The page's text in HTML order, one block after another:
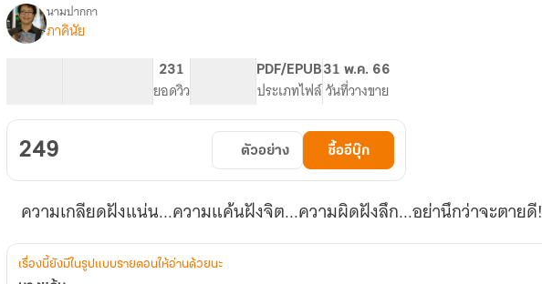
เรื่อง
นาง
นามปากกา
ภาคินัย
231
ยอดวิว
PDF/EPUB
ประเภทไฟล์
31 พ.ค. 66
วันที่วางขาย
249 ตัวอย่าง ซื้ออีบุ๊ก
ความเกลียดฝังแน่น...ความแค้นฝังจิต...ความผิดฝังลึก...อย่านึกว่าจะตายดี!
เรื่องนี้ยังมีในรูปแบบรายตอนให้อ่านด้วยนะ